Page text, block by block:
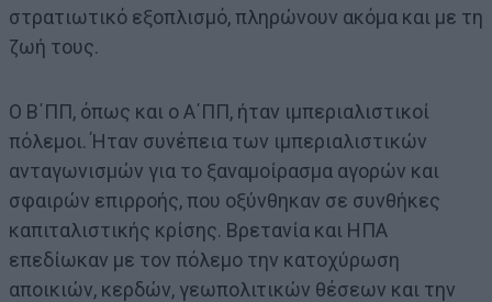
στρατιωτικό εξοπλισμό, πληρώνουν ακόμα και με τη
ζωή τους.
Ο Β΄ΠΠ, όπως και ο Α΄ΠΠ, ήταν ιμπεριαλιστικοί
πόλεμοι. Ήταν συνέπεια των ιμπεριαλιστικών
ανταγωνισμών για το ξαναμοίρασμα αγορών και
σφαιρών επιρροής, που οξύνθηκαν σε συνθήκες
καπιταλιστικής κρίσης. Βρετανία και ΗΠΑ
επεδίωκαν με τον πόλεμο την κατοχύρωση
αποικιών, κερδών, γεωπολιτικών θέσεων και την